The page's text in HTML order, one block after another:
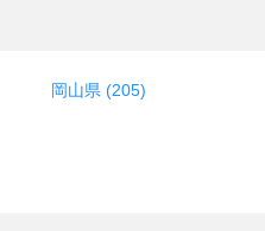
岡山県 (205)